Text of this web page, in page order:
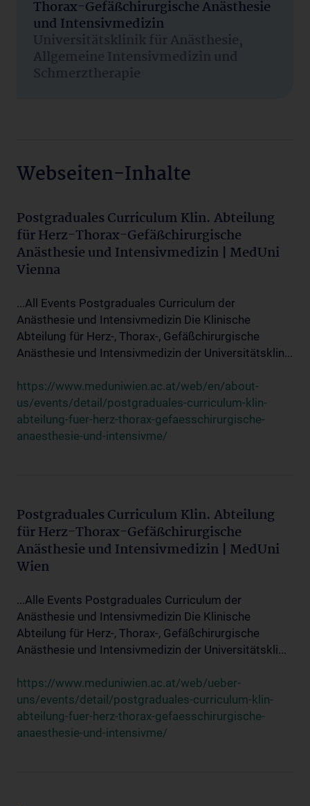
Thorax-Gefäßchirurgische Anästhesie
und Intensivmedizin
Universitätsklinik für Anästhesie,
Allgemeine Intensivmedizin und
Schmerztherapie
Webseiten-Inhalte
Postgraduales Curriculum Klin. Abteilung
für Herz-Thorax-Gefäßchirurgische
Anästhesie und Intensivmedizin | MedUni
Vienna
...All Events Postgraduales Curriculum der
Anästhesie und Intensivmedizin Die Klinische
Abteilung für Herz-, Thorax-, Gefäßchirurgische
Anästhesie und Intensivmedizin der Universitätsklin...
https://www.meduniwien.ac.at/web/en/about-
us/events/detail/postgraduales-curriculum-klin-
abteilung-fuer-herz-thorax-gefaesschirurgische-
anaesthesie-und-intensivme/
Postgraduales Curriculum Klin. Abteilung
für Herz-Thorax-Gefäßchirurgische
Anästhesie und Intensivmedizin | MedUni
Wien
...Alle Events Postgraduales Curriculum der
Anästhesie und Intensivmedizin Die Klinische
Abteilung für Herz-, Thorax-, Gefäßchirurgische
Anästhesie und Intensivmedizin der Universitätskli...
https://www.meduniwien.ac.at/web/ueber-
uns/events/detail/postgraduales-curriculum-klin-
abteilung-fuer-herz-thorax-gefaesschirurgische-
anaesthesie-und-intensivme/